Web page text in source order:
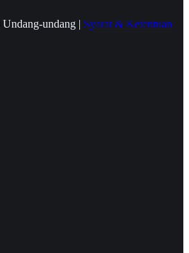
undang | Syarat & Ketentuan